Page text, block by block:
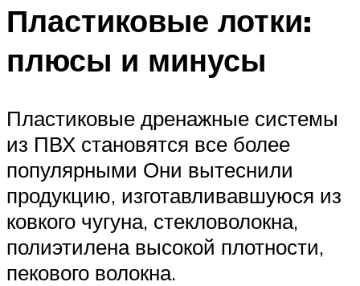
Пластиковые лотки:
плюсы и минусы
Пластиковые дренажные системы
из ПВХ становятся все более
популярными Они вытеснили
продукцию, изготавливавшуюся из
ковкого чугуна, стекловолокна,
полиэтилена высокой плотности,
пекового волокна.